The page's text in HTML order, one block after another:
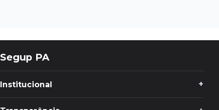
Segup PA
Institucional